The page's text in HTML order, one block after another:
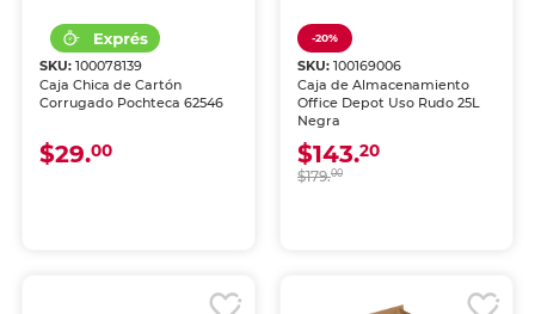
SKU:100078139
Caja Chica de Cartón
Corrugado Pochteca 62546
$29.00
-20%
SKU: 100169006
Caja de Almacenamiento
Office Depot Uso Rudo 25L
Negra
$143.20
$179.00